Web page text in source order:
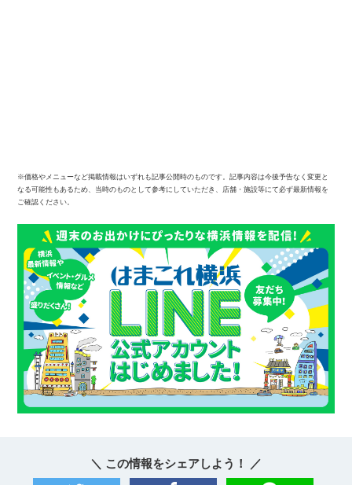
※価格やメニューなど掲載情報はいずれも記事公開時のものです。記事内容は今後予告なく変更と
なる可能性もあるため、当時のものとして参考にしていただき、店舗・施設等にて必ず最新情報を
ご確認ください。
＼ この情報をシェアしよう！ ／